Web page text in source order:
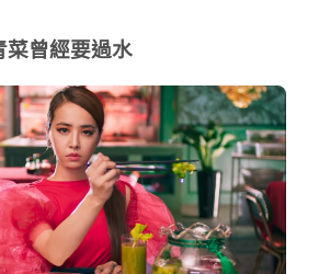
菜曾經要過水